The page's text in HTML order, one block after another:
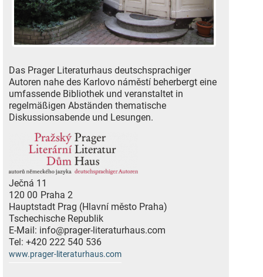
Das Prager Literaturhaus deutschsprachiger
Autoren nahe des Karlovo náměstí beherbergt eine
umfassende Bibliothek und veranstaltet in
regelmäßigen Abständen thematische
Diskussionsabende und Lesungen.
Ječná 11
120 00 Praha 2
Hauptstadt Prag (Hlavní město Praha)
Tschechische Republik
E-Mail: info@prager-literaturhaus.com
Tel: +420 222 540 536
www.prager-literaturhaus.com